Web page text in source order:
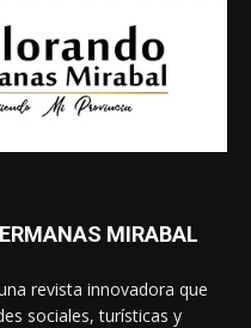
MIRABAL
revista innovadora que
sociales, turísticas y